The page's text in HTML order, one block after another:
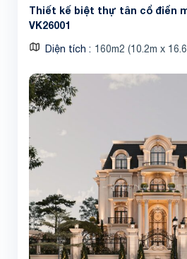
Thiết kế biệt thự tân cổ điển
VK26001
Diện tích 160m2 (10.2m x